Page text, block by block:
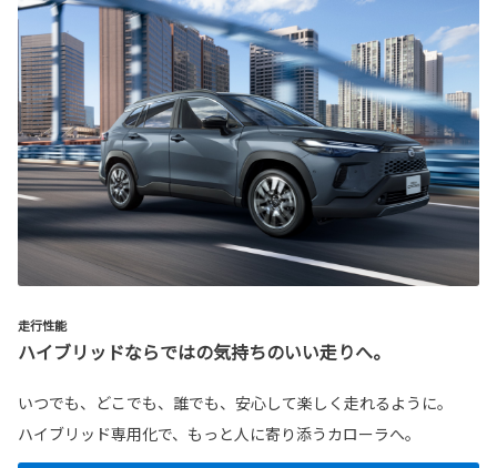
走行性能
ハイブリッドならではの気持ちのいい走りへ。
いつでも、どこでも、誰でも、安心して楽しく走れるように。
ハイブリッド専用化で、もっと人に寄り添うカローラへ。